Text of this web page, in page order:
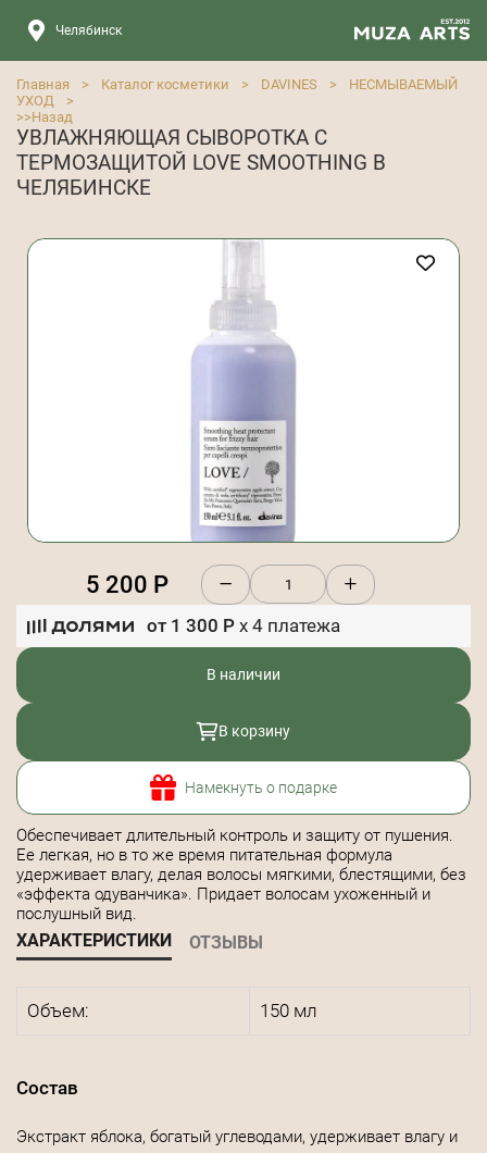
Челябинск
Главная > Каталог косметики > DAVINES >
НЕСМЫВАЕМЫЙ
УХОД
>
>>Назад
УВЛАЖНЯЮЩАЯ СЫВОРОТКА С
ТЕРМОЗАЩИТОЙ LOVE SMOOTHING В
ЧЕЛЯБИНСКЕ
5 200 Р
от 1 300 Р x 4 платежа
В наличии
В корзину
Намекнуть о подарке
Обеспечивает длительный контроль и защиту от пушения.
Ее легкая, но в то же время питательная формула
удерживает влагу, делая волосы мягкими, блестящими, без
«эффекта одуванчика». Придает волосам ухоженный и
послушный вид.
ХАРАКТЕРИСТИКИ ОТЗЫВЫ
Объем: 150 мл
Состав
Экстракт яблока, богатый углеводами, удерживает влагу и